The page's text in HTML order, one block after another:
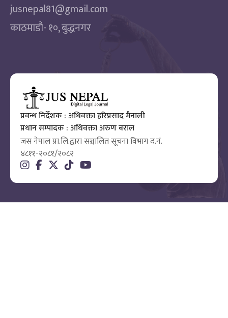
jusnepal81@gmail.com
काठमाडाै‌- १०, बुद्धनगर
प्रवन्ध निर्देशक : अधिवक्ता हरिप्रसाद मैनाली
प्रधान सम्पादक : अधिवक्ता अरुण बराल
जस नेपाल प्रा.लि.द्वारा सञ्चालित सूचना विभाग द.नं.
४८११-२०८१/२०८२